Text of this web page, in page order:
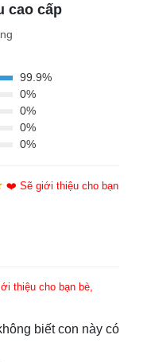
cao cấp
99.9%
0%
0%
0%
0%
❤️ Sẽ giới thiệu cho bạn
thiệu cho bạn bè,
biết con này có